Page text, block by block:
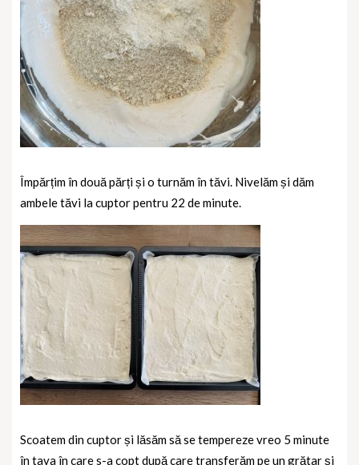
Împărțim în două părți și o turnăm în tăvi. Nivelăm și dăm
ambele tăvi la cuptor pentru 22 de minute.
Scoatem din cuptor și lăsăm să se tempereze vreo 5 minute
în tava în care s-a copt după care transferăm pe un grătar și